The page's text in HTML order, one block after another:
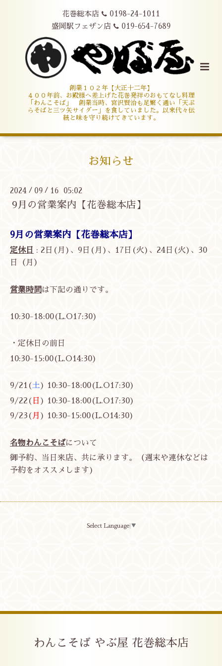
花巻総本店
0198-24-1011
盛岡駅フェザン店
019-654-7689
創業１０２年【大正十二年】
４００年前、お殿様へ差上げた花巻発祥のおもてなし料理
「わんこそば」 創業当時、宮沢賢治も足繁く通い「天ぷ
らそばと三ツ矢サイダー」を食していました。以来代々伝
統と味を守り続けてきています。
お知らせ
2024 / 09 / 16 05:02
9月の営業案内【花巻総本店】
9月の営業案内【花巻総本店】
定休日
: 2日(月)、9日(月)、17日(火)、24日(火)、30
日（月）
営業時間 は下記の通りです。
10:30-18:00(L.O17:30)
・定休日の前日
10:30-15:00(L.O14:30)
9/21(土 )
10:30-18:00(L.O17:30)
9/22( 日 )
10:30-18:00(L.O17:30)
9/23( 月 ) 10:30-15:00(L.O14:30)
名物わんこそばについて
御予約、当日来店、共に承ります。（週末や連休などは
予約をオススメします)
Select Language ▼
わんこそば やぶ屋 花巻総本店